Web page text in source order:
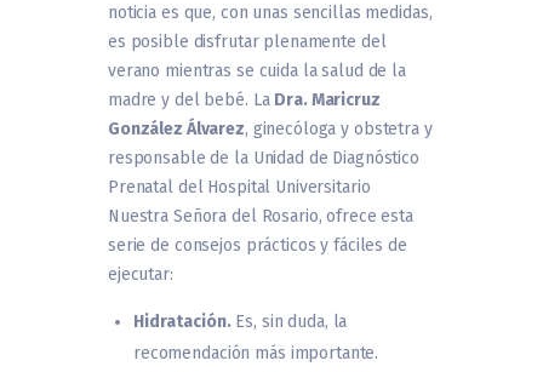
noticia es que, con unas sencillas medidas,
es posible disfrutar plenamente del
verano mientras se cuida la salud de la
madre y del bebé. La Dra. Maricruz
González Álvarez, ginecóloga y obstetra y
responsable de la Unidad de Diagnóstico
Prenatal del Hospital Universitario
Nuestra Señora del Rosario, ofrece esta
serie de consejos prácticos y fáciles de
ejecutar:
Hidratación.Es, sin duda, la
recomendación más importante.